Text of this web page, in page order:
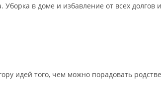
Уборка в доме и избавление от всех
идей того, чем можно порадовать